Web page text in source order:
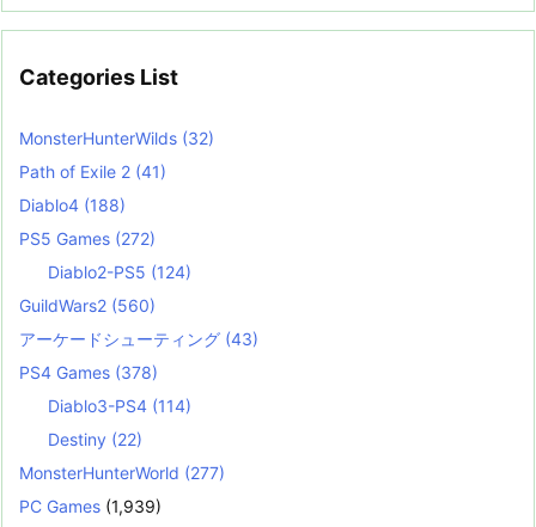
Categories List
MonsterHunterWilds (32)
Path of Exile 2 (41)
Diablo4 (188)
PS5 Games (272)
Diablo2-PS5 (124)
GuildWars2 (560)
アーケードシューティング (43)
PS4 Games (378)
Diablo3-PS4 (114)
Destiny (22)
MonsterHunterWorld (277)
PC Games (1,939)